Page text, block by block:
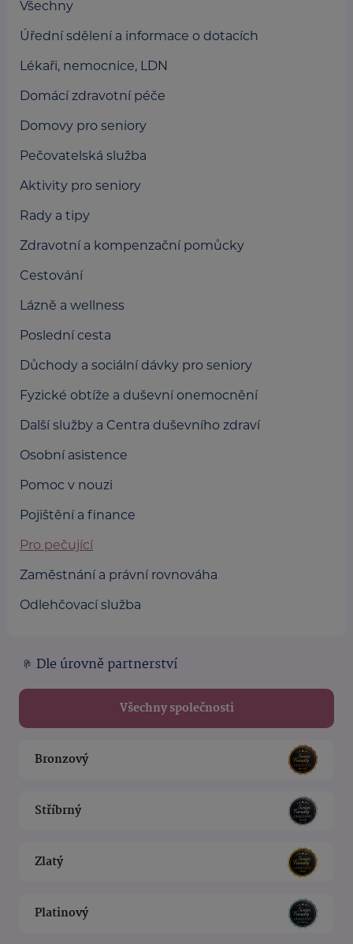
Všechny
Úřední sdělení a informace o dotacích
Lékaři, nemocnice, LDN
Domácí zdravotní péče
Domovy pro seniory
Pečovatelská služba
Aktivity pro seniory
Rady a tipy
Zdravotní a kompenzační pomůcky
Cestování
Lázně a wellness
Poslední cesta
Důchody a sociální dávky pro seniory
Fyzické obtíže a duševní onemocnění
Další služby a Centra duševního zdraví
Osobní asistence
Pomoc v nouzi
Pojištění a finance
Pro pečující
Zaměstnání a právní rovnováha
Odlehčovací služba
Dle úrovně partnerství
Všechny společnosti
Bronzový
Stříbrný
Zlatý
Platinový